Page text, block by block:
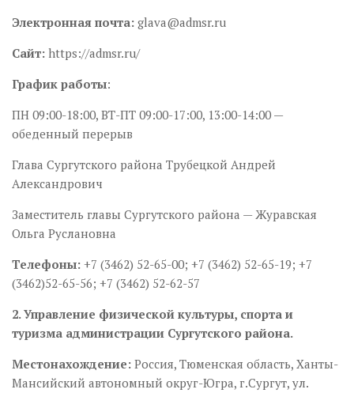
Электронная почта: glava@admsr.ru
Сайт: https://admsr.ru/
График работы:
ПН 09:00-18:00, ВТ-ПТ 09:00-17:00, 13:00-14:00 —
обеденный перерыв
Глава Сургутского района Трубецкой Андрей
Александрович
Заместитель главы Сургутского района — Журавская
Ольга Руслановна
Телефоны: +7 (3462) 52-65-00; +7 (3462) 52-65-19; +7
(3462)52-65-56; +7 (3462) 52-62-57
2. Управление физической культуры, спорта и
туризма администрации Сургутского района.
Местонахождение: Россия, Тюменская область, Ханты-
Мансийский автономный округ-Югра, г.Сургут, ул.